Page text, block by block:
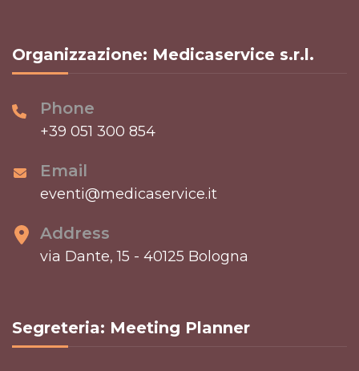
Organizzazione: Medicaservice s.r.l.
Phone
+39 051 300 854
Email
eventi@medicaservice.it
Address
via Dante, 15 - 40125 Bologna
Segreteria: Meeting Planner